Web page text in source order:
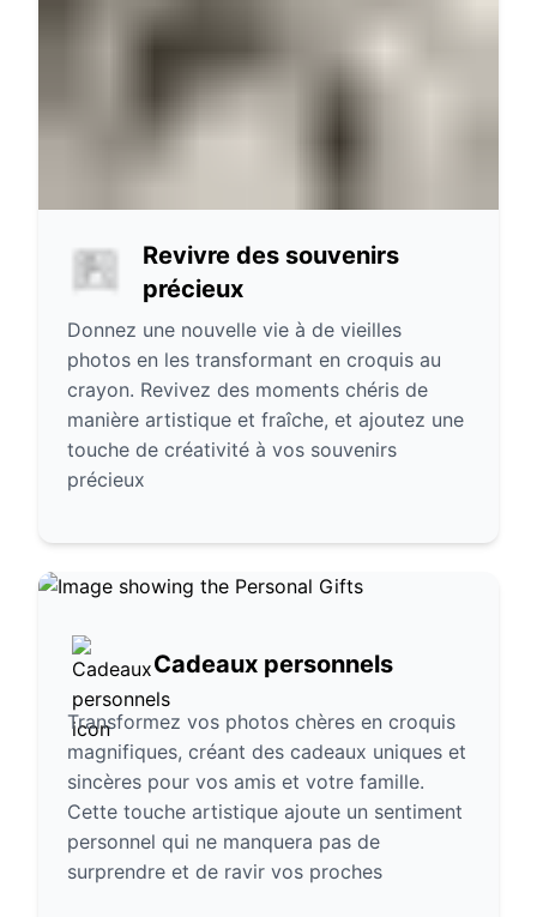
Revivre des souvenirs
précieux
Donnez une nouvelle vie à de vieilles
photos en les transformant en croquis au
crayon. Revivez des moments chéris de
manière artistique et fraîche, et ajoutez une
touche de créativité à vos souvenirs
précieux
Cadeaux personnels
Transformez vos photos chères en croquis
magnifiques, créant des cadeaux uniques et
sincères pour vos amis et votre famille.
Cette touche artistique ajoute un sentiment
personnel qui ne manquera pas de
surprendre et de ravir vos proches